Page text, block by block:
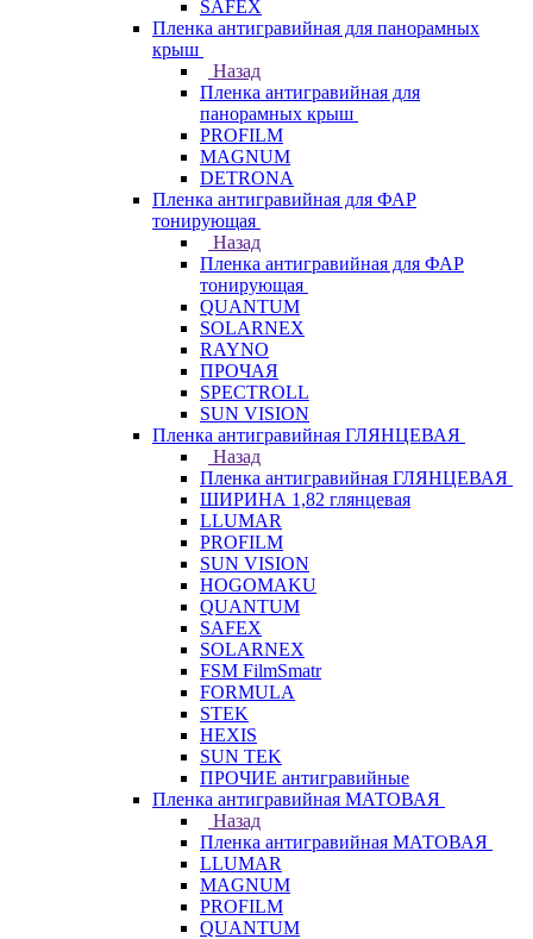
SAFEX
Пленка антигравийная для панорамных
крыш
Назад
Пленка антигравийная для
панорамных крыш
PROFILM
MAGNUM
DETRONA
Пленка антигравийная для ФАР
тонирующая
Назад
Пленка антигравийная для ФАР
тонирующая
QUANTUM
SOLARNEX
RAYNO
ПРОЧАЯ
SPECTROLL
SUN VISION
Пленка антигравийная ГЛЯНЦЕВАЯ
Назад
Пленка антигравийная ГЛЯНЦЕВАЯ
ШИРИНА 1,82 глянцевая
LLUMAR
PROFILM
SUN VISION
HOGOMAKU
QUANTUM
SAFEX
SOLARNEX
FSM FilmSmatr
FORMULA
STEK
HEXIS
SUN TEK
ПРОЧИЕ антигравийные
Пленка антигравийная МАТОВАЯ
Назад
Пленка антигравийная МАТОВАЯ
LLUMAR
MAGNUM
PROFILM
QUANTUM